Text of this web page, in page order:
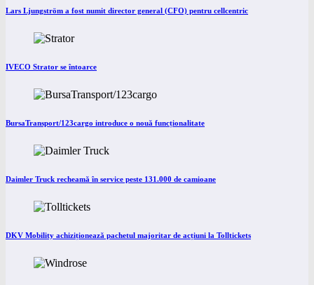
Lars Ljungström a fost numit director general (CFO) pentru cellcentric
IVECO Strator se întoarce
BursaTransport/123cargo introduce o nouă funcționalitate
Daimler Truck recheamă în service peste 131.000 de camioane
DKV Mobility achiziționează pachetul majoritar de acțiuni la Tolltickets